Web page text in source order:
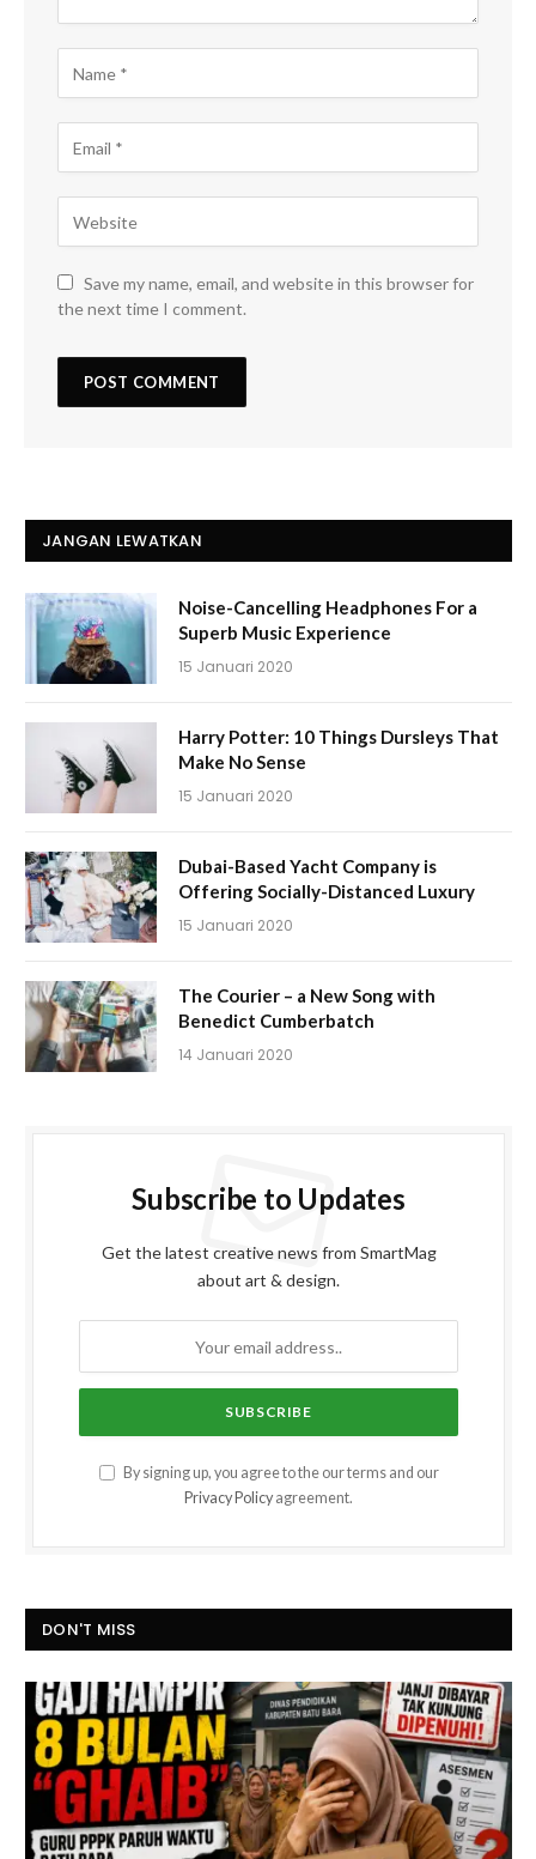
Save my name, email, and website in this browser for
the next time I comment.
JANGAN LEWATKAN
Noise-Cancelling Headphones For a
Superb Music Experience
15 Januari 2020
Harry Potter: 10 Things Dursleys That
Make No Sense
15 Januari 2020
Dubai-Based Yacht Company is
Offering Socially-Distanced Luxury
15 Januari 2020
The Courier – a New Song with
Benedict Cumberbatch
14 Januari 2020
Subscribe to Updates
Get the latest creative news from SmartMag
about art & design.
By signing up, you agree to the our terms and our
Privacy Policy agreement.
DON'T MISS